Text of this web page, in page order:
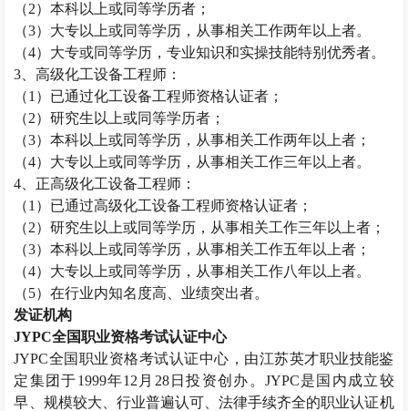
（2）本科以上或同等学历者；
（3）大专以上或同等学历，从事相关工作两年以上者。
（4）大专或同等学历，专业知识和实操技能特别优秀者。
3 、高级化工设备工程师：
（1 ）已通过化工设备工程师资格认证者；
（2）研究生以上或同等学历者；
（3）本科以上或同等学历，从事相关工作两年以上者；
（4）大专以上或同等学历，从事相关工作三年以上者。
4 、正高级化工设备工程师：
（1 ）已通过高级化工设备工程师资格认证者；
（2）研究生以上或同等学历，从事相关工作三年以上者；
（3）本科以上或同等学历，从事相关工作五年以上者；
（4）大专以上或同等学历，从事相关工作八年以上者。
（5）在行业内知名度高、业绩突出者。
发证机构
JYPC全国职业资格考试认证中心
JYPC全国职业资格考试认证中心，由江苏英才职业技能鉴
定集团于1999年12 月 28日投资创办。 JYPC是国内成立较
早、规模较大、行业普遍认可、法律手续齐全的职业认证机